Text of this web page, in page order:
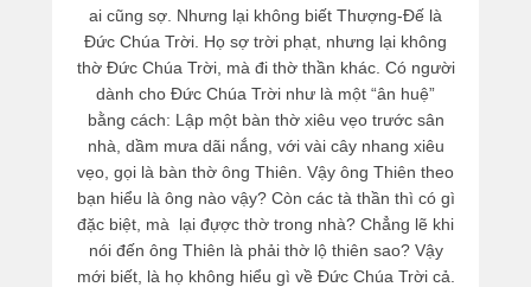
ai cũng sợ. Nhưng lại không biết Thượng-Đế là
Đức Chúa Trời. Họ sợ trời phạt, nhưng lại không
thờ Đức Chúa Trời, mà đi thờ thần khác. Có người
dành cho Đức Chúa Trời như là một “ân huệ”
bằng cách: Lập một bàn thờ xiêu vẹo trước sân
nhà, dầm mưa dãi nắng, với vài cây nhang xiêu
vẹo, gọi là bàn thờ ông Thiên. Vậy ông Thiên theo
bạn hiểu là ông nào vậy? Còn các tà thần thì có gì
đặc biệt, mà lại đựợc thờ trong nhà? Chẳng lẽ khi
nói đến ông Thiên là phải thờ lộ thiên sao? Vậy
mới biết, là họ không hiểu gì về Đức Chúa Trời cả.